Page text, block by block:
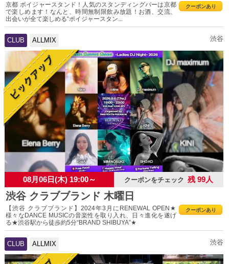
クーポンあり
京都 ボイジャースタンド！人気のスタンディングバーは京都
で楽しめます！なんと、時間無制限飲み放題！お酒、交流、
出会いが全て楽しめる“ボイジャースタン...
CLUB ALLMIX 渋谷
08月06日(木) 19:00～ クーポンをチェック 残 99人
渋谷 クラブブランド 木曜日
クーポンあり
【渋谷 クラブブランド】2024年3月にRENEWAL OPEN★
様々なDANCE MUSICの音楽性を取り入れ、日々進化を遂げ
る★渋谷駅から徒歩約5分“BRAND SHIBUYA”★
CLUB ALLMIX 渋谷